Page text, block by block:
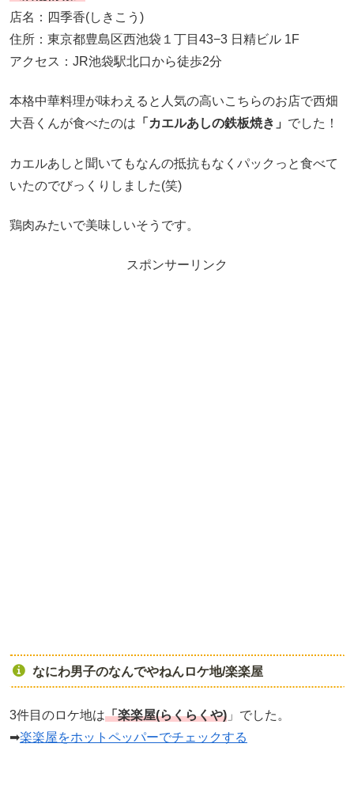
店名：四季香(しきこう)
住所：東京都豊島区西池袋１丁目43−3 日精ビル 1F
アクセス：JR池袋駅北口から徒歩2分
本格中華料理が味わえると人気の高いこちらのお店で西畑
大吾くんが食べたのは 「カエルあしの鉄板焼き」 でした！
カエルあしと聞いてもなんの抵抗もなくパックっと食べて
いたのでびっくりしました(笑)
鶏肉みたいで美味しいそうです。
スポンサーリンク
なにわ男子のなんでやねんロケ地/楽楽屋
3件目のロケ地は「楽楽屋(らくらくや) 」でした。
➡楽楽屋をホットペッパーでチェックする